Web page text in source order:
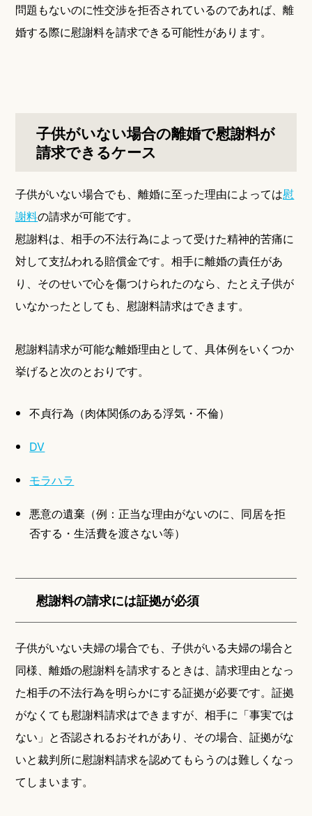
問題もないのに性交渉を拒否されているのであれば、離
婚する際に慰謝料を請求できる可能性があります。
子供がいない場合の離婚で慰謝料が
請求できるケース
子供がいない場合でも、離婚に至った理由によっては慰
謝料の請求が可能です。
慰謝料は、相手の不法行為によって受けた精神的苦痛に
対して支払われる賠償金です。相手に離婚の責任があ
り、そのせいで心を傷つけられたのなら、たとえ子供が
いなかったとしても、慰謝料請求はできます。
慰謝料請求が可能な離婚理由として、具体例をいくつか
挙げると次のとおりです。
不貞行為（肉体関係のある浮気・不倫）
DV
モラハラ
悪意の遺棄（例：正当な理由がないのに、同居を拒
否する・生活費を渡さない等）
慰謝料の請求には証拠が必須
子供がいない夫婦の場合でも、子供がいる夫婦の場合と
同様、離婚の慰謝料を請求するときは、請求理由となっ
た相手の不法行為を明らかにする証拠が必要です。証拠
がなくても慰謝料請求はできますが、相手に「事実では
ない」と否認されるおそれがあり、その場合、証拠がな
いと裁判所に慰謝料請求を認めてもらうのは難しくなっ
てしまいます。